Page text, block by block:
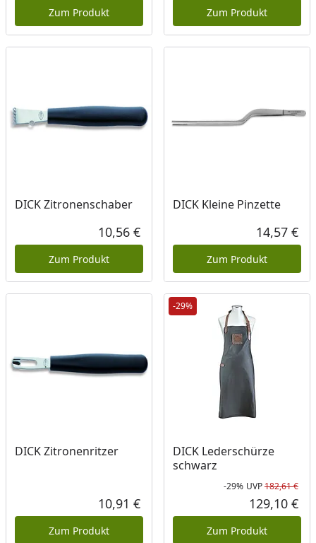
Zum Produkt Zum Produkt
DICK Zitronenschaber
Aktueller Preis
10,56 €
Zum Produkt
DICK Kleine Pinzette
14,57 €
Zum Produkt
DICK Zitronenritzer
Aktueller Preis
10,91 €
Zum Produkt
-29%
DICK Lederschürze
schwarz
-29% UVP182,61 €
129,10 €
Zum Produkt